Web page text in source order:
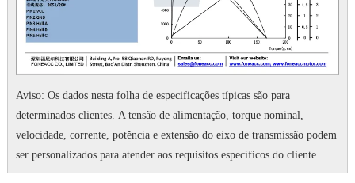
Aviso: Os dados nesta folha de especificações típicas são para
determinados clientes. A tensão de alimentação, torque nominal,
velocidade, corrente, potência e extensão do eixo de transmissão podem
ser personalizados para atender aos requisitos específicos do cliente.